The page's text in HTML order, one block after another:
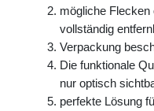
mögliche Flecken
vollständig
Verpackung
Die funktionale
nur optisch
perfekte Lösung